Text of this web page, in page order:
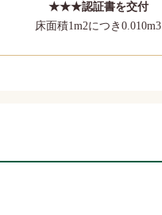
★★★認証書を交付
床面積1m2につき0.010m3